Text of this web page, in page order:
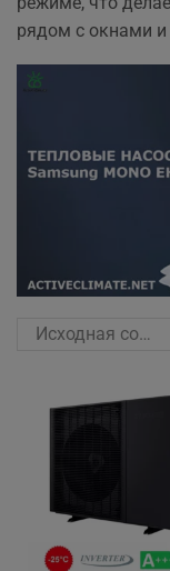
рядом с окнами